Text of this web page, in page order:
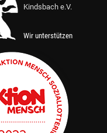
Kindsbach e.V.
Wir unterstützen